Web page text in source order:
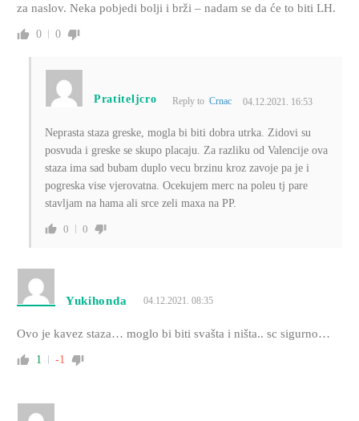
za naslov. Neka pobjedi bolji i brži – nadam se da će to biti LH.
0 0
Pratiteljcro Reply toCrnac 04.12.2021. 16:53
Neprasta staza greske, mogla bi biti dobra utrka. Zidovi su
posvuda i greske se skupo placaju. Za razliku od Valencije ova
staza ima sad bubam duplo vecu brzinu kroz zavoje pa je i
pogreska vise vjerovatna. Ocekujem merc na poleu tj pare
stavljam na hama ali srce zeli maxa na PP.
0 0
Yukihonda 04.12.2021. 08:35
Ovo je kavez staza… moglo bi biti svašta i ništa.. sc sigurno…
1 -1